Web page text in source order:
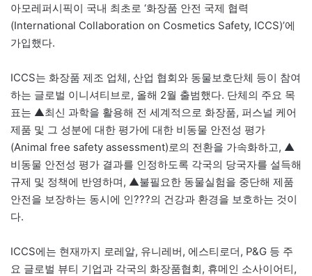
아모레퍼시픽이 국내 최초로 ‘화장품 안전 국제 협력
(International Collaboration on Cosmetics Safety, ICCS)’에
가입했다.
ICCS는 화장품 제조 업체, 산업 협회와 동물보호단체 등이 참여
하는 글로벌 이니셔티브로, 올해 2월 출범했다. 단체의 주요 목
표는 ▲최신 과학을 활용해 전 세계적으로 화장품, 퍼스널 케어
제품 및 그 성분에 대한 평가에 대한 비동물 안전성 평가
(Animal free safety assessment)로의 전환을 가속화하고, ▲
비동물 안전성 평가 결과를 인정하도록 각국의 당국자를 설득해
규제 및 정책에 반영하며, ▲불필요한 동물실험을 중단해 제품
안전을 보장하는 동시에 인???의 건강과 환경을 보호하는 것이
다.
ICCS에는 현재까지 로레알, 유니레버, 에스티로더, P&G 등 주
요 글로벌 뷰티 기업과 각국의 화장품협회, 휴메인 소사이어티,